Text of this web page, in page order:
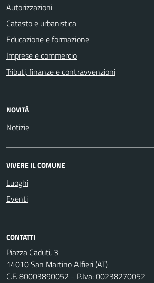
Autorizzazioni
Catasto e urbanistica
Educazione e formazione
Imprese e commercio
Tributi, finanze e contravvenzioni
NOVITÀ
Notizie
VIVERE IL COMUNE
Luoghi
Eventi
CONTATTI
Piazza Caduti, 3
14010 San Martino Alfieri (AT)
C.F. 80003890052 - P.Iva: 00238270052